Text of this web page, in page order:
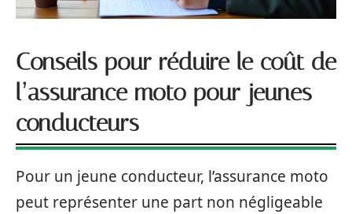
Conseils pour réduire le coût de
l’assurance moto pour jeunes
conducteurs
Pour un jeune conducteur, l’assurance moto
peut représenter une part non négligeable